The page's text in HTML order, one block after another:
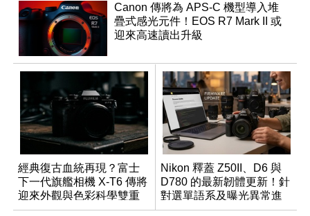
Canon 傳將為 APS-C 機型導入堆
疊式感光元件！EOS R7 Mark II 或
迎來高速讀出升級
經典復古血統再現？富士
下一代旗艦相機 X-T6 傳將
迎來外觀與色彩科學雙重
優化
Nikon 釋蓋 Z50II、D6 與
D780 的最新韌體更新！針
對選單語系及曝光異常進
行修復